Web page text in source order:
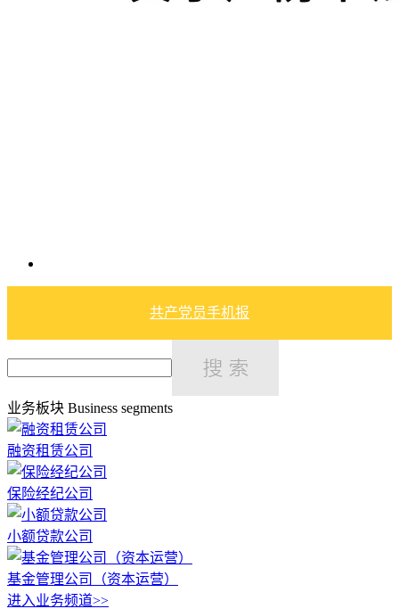
共产党员手机报
业务板块 Business segments
融资租赁公司
保险经纪公司
小额贷款公司
基金管理公司（资本运营）
进入业务频道>>